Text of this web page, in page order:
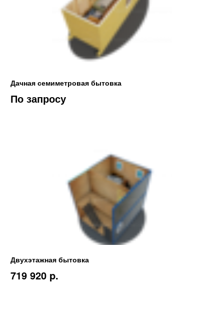
Дачная семиметровая бытовка
По запросу
Двухэтажная бытовка
719 920 p.